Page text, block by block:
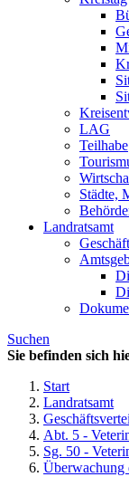
LAG
Teilhabe
Städte,
Landratsamt
Suchen
Sie befinden sich
Start
Landratsamt
Abt. 5 -
Sg. 50 -
Überwachung